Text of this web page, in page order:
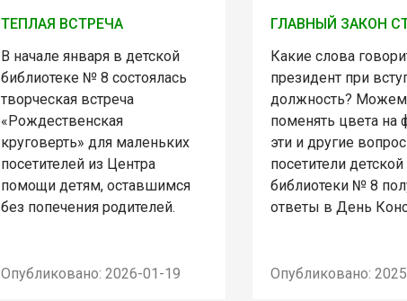
ТЕПЛАЯ ВСТРЕЧА
В начале января в детской
библиотеке № 8 состоялась
творческая встреча
«Рождественская
круговерть» для маленьких
посетителей из Центра
помощи детям, оставшимся
без попечения родителей.
Опубликовано: 2026-01-19
ГЛАВНЫЙ ЗАКОН
Какие слова
президент при
должность?
поменять цвета на
эти и другие
посетители детской
библиотеки № 8
ответы в День
Опубликовано: